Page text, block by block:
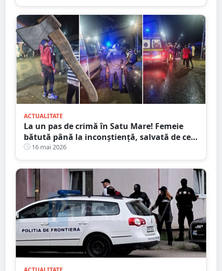
ACTUALITATE
La un pas de crimă în Satu Mare! Femeie
bătută până la inconștiență, salvată de cei
4 copilași
16 mai 2026